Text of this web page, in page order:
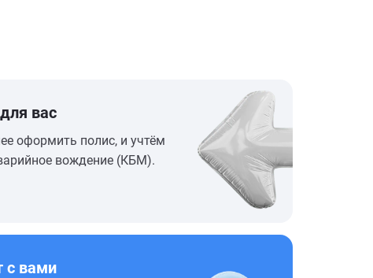
вас
оформить полис, и учтём
вождение (КБМ).
с вами